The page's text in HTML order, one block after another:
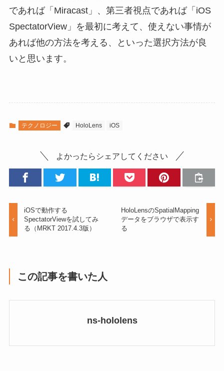
であれば「Miracast」、第三者視点であれば「iOS
SpectatorView」を最初に考えて、使えない事情が
あれば他の方法を考える、といった選択方法が良
いと思います。
テクノロジー HoloLens iOS
よかったらシェアしてください
iOSで動作する
SpectatorViewを試してみ
る（MRKT 2017.4.3版）
HoloLensのSpatialMapping
データをブラウザで表示す
る
この記事を書いた人
ns-hololens